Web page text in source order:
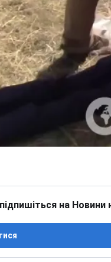
на Новини